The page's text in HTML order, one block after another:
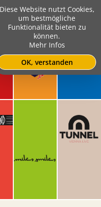
Diese Website nutzt Cookies,
um bestmögliche
Funktionalität bieten zu
können.
Mehr Infos
OK, verstanden